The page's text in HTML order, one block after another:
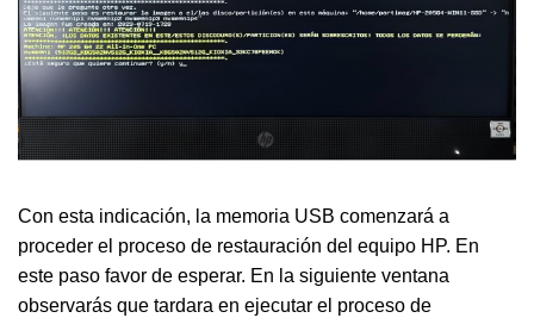
Con esta indicación, la memoria USB comenzará a
proceder el proceso de restauración del equipo HP. En
este paso favor de esperar. En la siguiente ventana
observarás que tardara en ejecutar el proceso de